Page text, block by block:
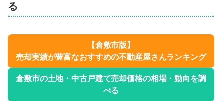
る
【倉敷市版】
売却実績が豊富なおすすめの不動産屋さんランキング
倉敷市の土地・中古戸建て売却価格の相場・動向を調
べる